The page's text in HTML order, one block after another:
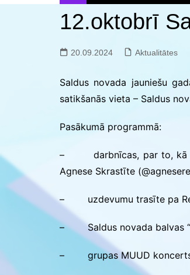
12.oktobrī
20.09.2024 Aktualitātes
Saldus novada jauniešu
satikšanās vieta – Saldus
Pasākumā programmā:
– darbnīcas, par to, kā
Agnese Skrastīte
– uzdevumu trasīte pa
– Saldus novada balvas
– grupas MUUD